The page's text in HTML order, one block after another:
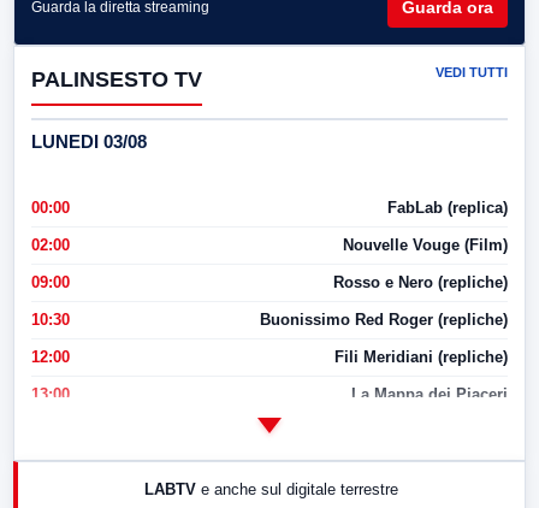
Guarda la diretta streaming Guarda ora
PALINSESTO TV VEDI TUTTI
LUNEDI 03/08
00:00 FabLab (replica)
02:00 Nouvelle Vouge (Film)
09:00 Rosso e Nero (repliche)
10:30 Buonissimo Red Roger (repliche)
12:00 Fili Meridiani (repliche)
13:00 La Mappa dei Piaceri
LABTV e anche sul digitale terrestre